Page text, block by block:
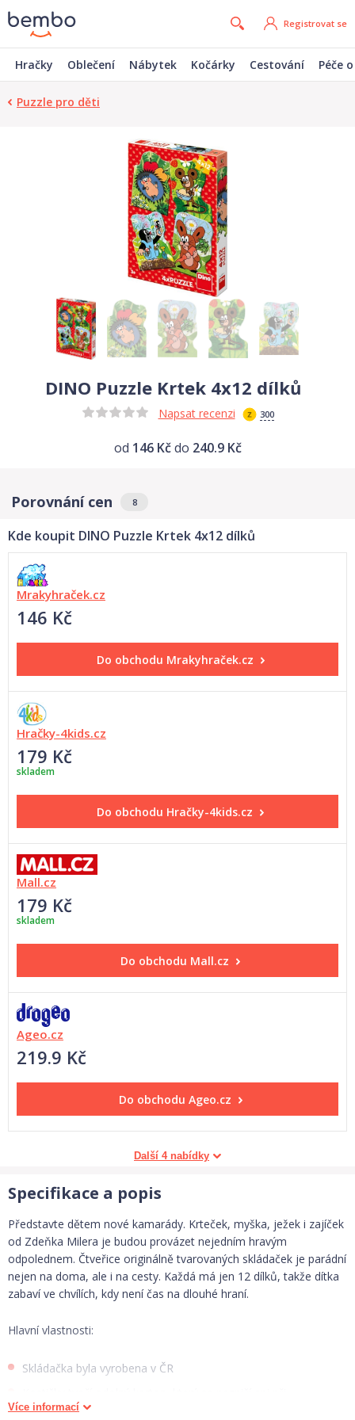
Registrovat se
Hračky Oblečení Nábytek Kočárky Cestování Péče
Puzzle pro děti
DINO Puzzle Krtek 4x12 dílků
Napsat recenzi 300
od 146 Kčdo 240.9 Kč
Porovnání cen 8
Kde koupit DINO Puzzle Krtek 4x12 dílků
Mrakyhraček.cz
146 Kč
Do obchodu Mrakyhraček.cz
Hračky-4kids.cz
179 Kč
skladem
Do obchodu Hračky-4kids.cz
Mall.cz
179 Kč
skladem
Do obchodu Mall.cz
Ageo.cz
219.9 Kč
Do obchodu Ageo.cz
Další 4 nabídky
Specifikace a popis
Představte dětem nové kamarády. Krteček, myška, ježek i zajíček
od Zdeňka Milera je budou provázet nejedním hravým
odpolednem. Čtveřice originálně tvarovaných skládaček je parádní
nejen na doma, ale i na cesty. Každá má jen 12 dílků, takže dítka
zabaví ve chvílích, kdy není čas na dlouhé hraní.
Hlavní vlastnosti:
Skládačka byla vyrobena v ČR
neopatrném zacházení, což dokládají i důkladné testy
Více informací